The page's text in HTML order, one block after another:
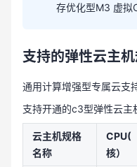
存优化型M3 虚拟
支持的弹性云主
通用计算增强型专属云支
支持开通的c3型弹性云主
云主机规格
名称
CPU(
核）